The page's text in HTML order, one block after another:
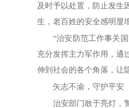
及时予以处置，防止发生
生，老百姓的安全感明显
“治安防范工作事关
充分发挥主力军作用，通
伸到社会的各个角落，让
矢志不渝，守护平安
治安部门敢于亮灯，